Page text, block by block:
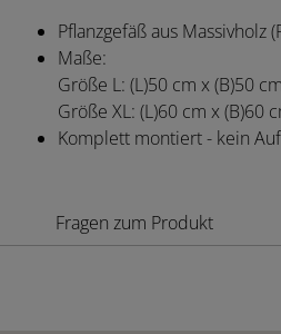
Pflanzgefäß aus Massivholz
Maße:
Größe L: (L)50 cm x (B)50
Größe XL: (L)60 cm x (B)60
Komplett montiert - kein
Fragen zum Produkt